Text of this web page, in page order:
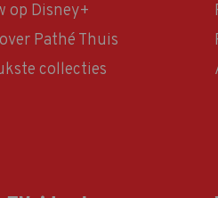
op Disney+
Pathé Thuis
collecties